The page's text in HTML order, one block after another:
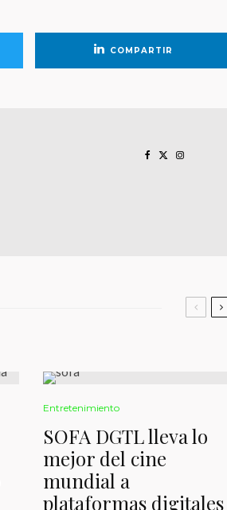
COMPARTIR
Entretenimiento
SOFA DGTL lleva lo
mejor del cine
mundial a
plataformas digitales